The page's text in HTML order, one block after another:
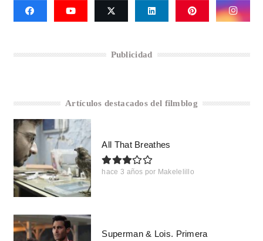
Publicidad
Artículos destacados del filmblog
All That Breathes
hace 3 años por Makelelillo
Superman & Lois. Primera